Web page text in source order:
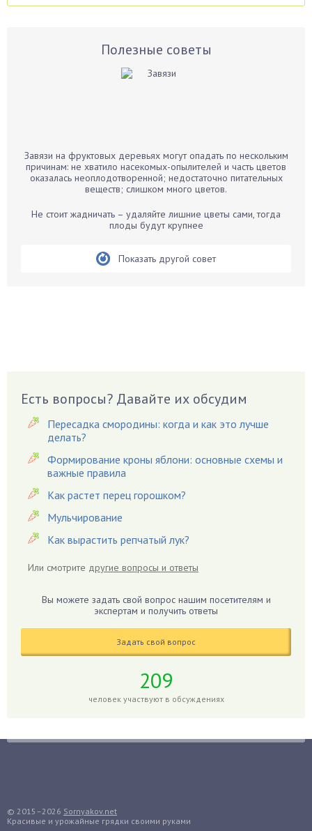
Аспарагус
Бархатцы
Бегония
Бирючина
Вишня
Вредители
Гардения
Гацания
Гвоздики
Георгины
Герань
Гиацинт
Гиппеаструм
Годжи
Голубика
Гуава
Гузмания
Полезные советы
Завязи на фруктовых деревьях могут опадать по нескольким
причинам: не хватило насекомых-опылителей и часть цветов
оказалась неоплодотворенной; недостаточно питательных
веществ; слишком много цветов.
Не стоит жадничать – удаляйте лишние цветы сами, тогда
плоды будут крупнее
Показать другой совет
Есть вопросы? Давайте их обсудим
Пересадка смородины: когда и как это лучше
делать?
Формирование кроны яблони: основные схемы и
важные правила
Как растет перец горошком?
Мульчирование
Как вырастить репчатый лук?
Или смотрите другие вопросы и ответы
Вы можете задать свой вопрос нашим посетителям и
экспертам и получить ответы
Задать свой вопрос
209
человек участвуют в обсуждениях
© 2015–2026 Sornyakov.net
Красивые и урожайные грядки своими руками